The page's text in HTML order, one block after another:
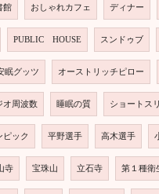
館 おしゃれカフェ ディナー
PUBLIC HOUSE スンドゥブ
眠グッツ オーストリッチピロー
オ周波数 睡眠の質 ショートス
ピック 平野選手 高木選手
寺 宝珠山 立石寺 第１種衛